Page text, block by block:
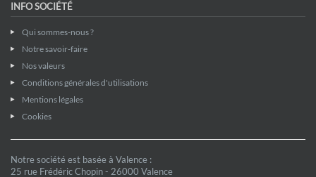
INFO SOCIÉTÉ
Qui sommes-nous ?
Notre savoir-faire
Nos valeurs
Conditions générales d'utilisations
Mentions légales
Cookies
Notre société est basée à Valence :
25 rue Frédéric Chopin - 26000 Valence